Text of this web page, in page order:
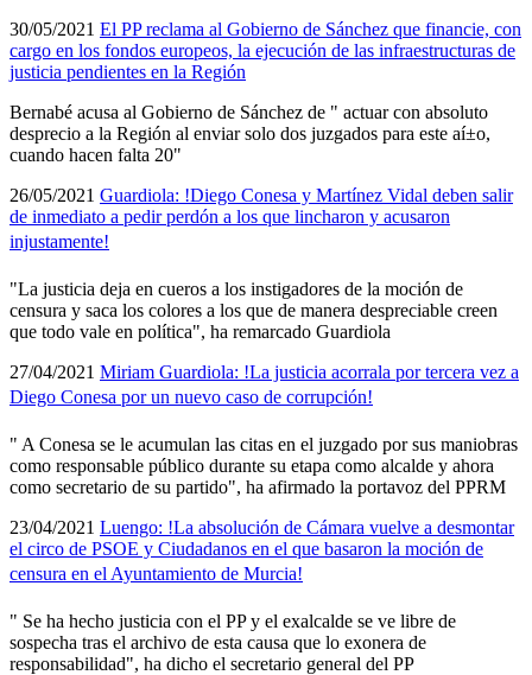
30/05/2021 El PP reclama al Gobierno de Sánchez que financie, con
cargo en los fondos europeos, la ejecución de las infraestructuras de
justicia pendientes en la Región
Bernabé acusa al Gobierno de Sánchez de " actuar con absoluto
desprecio a la Región al enviar solo dos juzgados para este aí±o,
cuando hacen falta 20"
26/05/2021 Guardiola: !Diego Conesa y Martí­nez Vidal deben salir
de inmediato a pedir perdón a los que lincharon y acusaron
injustamente!
"La justicia deja en cueros a los instigadores de la moción de
censura y saca los colores a los que de manera despreciable creen
que todo vale en polí­tica", ha remarcado Guardiola
27/04/2021 Miriam Guardiola: !La justicia acorrala por tercera vez a
Diego Conesa por un nuevo caso de corrupción!
" A Conesa se le acumulan las citas en el juzgado por sus maniobras
como responsable público durante su etapa como alcalde y ahora
como secretario de su partido", ha afirmado la portavoz del PPRM
23/04/2021 Luengo: !La absolución de Cámara vuelve a desmontar
el circo de PSOE y Ciudadanos en el que basaron la moción de
censura en el Ayuntamiento de Murcia!
" Se ha hecho justicia con el PP y el exalcalde se ve libre de
sospecha tras el archivo de esta causa que lo exonera de
responsabilidad", ha dicho el secretario general del PP